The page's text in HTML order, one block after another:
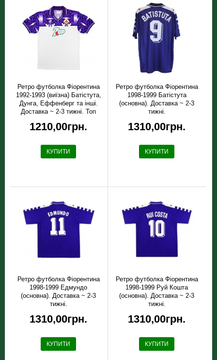
Ретро футболка Фiорентина
1992-1993 (виїзна) Батістута,
Дунга, Еффенберг та інші.
Доставка ~ 2-3 тижні. Топ
1210,00грн.
КУПИТИ
Ретро футболка Фiорентина
1998-1999 Батістута
(основна). Доставка ~ 2-3
тижні.
1310,00грн.
КУПИТИ
Ретро футболка Фiорентина
1998-1999 Едмундо
(основна). Доставка ~ 2-3
тижні.
1310,00грн.
КУПИТИ
Ретро футболка Фiорентина
1998-1999 Руй Кошта
(основна). Доставка ~ 2-3
тижні.
1310,00грн.
КУПИТИ